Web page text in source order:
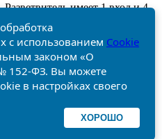
имеет 1 вход и 4
Групп». Все права